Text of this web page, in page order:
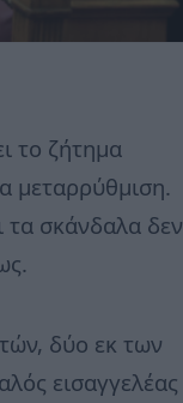
το ζήτημα
μεταρρύθμιση.
τα σκάνδαλα δεν
δύο εκ των
εισαγγελέας